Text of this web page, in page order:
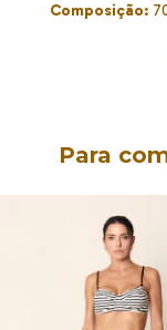
Composição:
Para